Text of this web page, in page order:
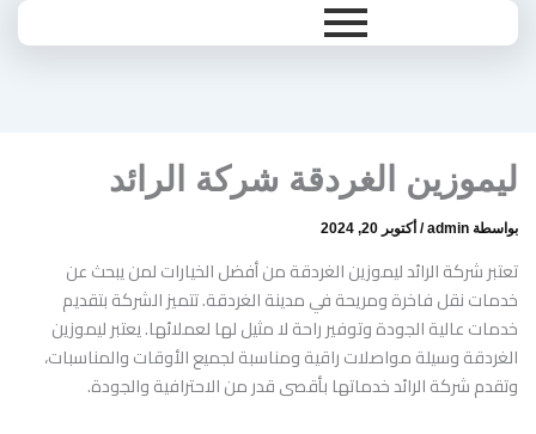
Skip
ليموزين الغردقة شركة الرائد
بواسطة admin
/ أكتوبر 20, 2024
تعتبر شركة الرائد ليموزين الغردقة من أفضل الخيارات لمن يبحث عن
خدمات نقل فاخرة ومريحة في مدينة الغردقة. تتميز الشركة بتقديم
خدمات عالية الجودة وتوفير راحة لا مثيل لها لعملائها. يعتبر ليموزين
الغردقة وسيلة مواصلات راقية ومناسبة لجميع الأوقات والمناسبات،
وتقدم شركة الرائد خدماتها بأقصى قدر من الاحترافية والجودة.